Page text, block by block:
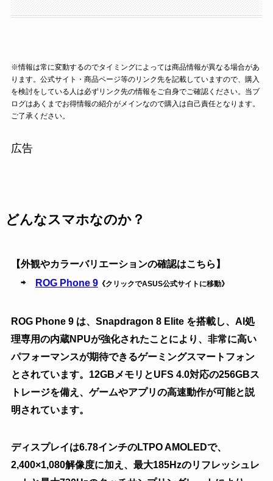
※情報は常に変動するのでタイミングによっては商品情報が異なる場合があ
ります。公式サイト・商品ページ等のリンク先を記載していますので、購入
を検討をしている人は必ずリンク先の情報をご自身でご確認ください。当ブ
ログはあくまでお得情報の紹介がメインなので購入は自己責任となります。
ご了承ください。
広告
どんなスマホなのか？
【外観やカラーバリエーションの確認はこちら】
⇨
ROG Phone 9《クリックでASUS公式サイトに移動》
ROG Phone 9 は、Snapdragon 8 Elite を搭載し、AI処
理専用の内蔵NPUが強化されたことにより、非常に高い
パフォーマンスが期待できるゲーミングスマートフォン
とされています。12GBメモリとUFS 4.0対応の256GBス
トレージを備え、ゲームやアプリの高速動作が可能と説
明されています。
ディスプレイは6.78インチのLTPO AMOLEDで、
2,400×1,080解像度に加え、最大185Hzのリフレッシュレ